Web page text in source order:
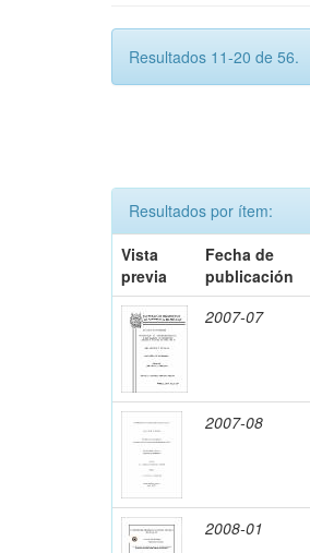
Resultados 11-20 de 56.
Resultados por ítem:
Vista
previa
Fecha de
publicación
2007-07
2007-08
2008-01